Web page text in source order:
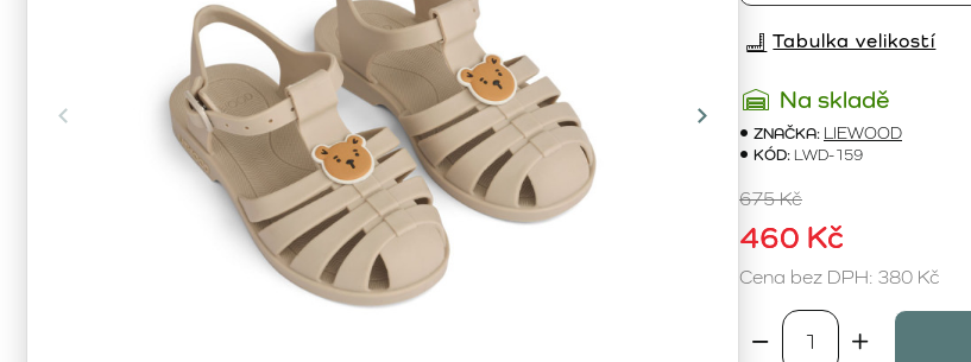
Na skladě
ZNAČKA: LIEWOOD
KÓD: LWD-159
460 Kč
675 Kč
Cena bez DPH: 380 Kč
Tabulka velikostí